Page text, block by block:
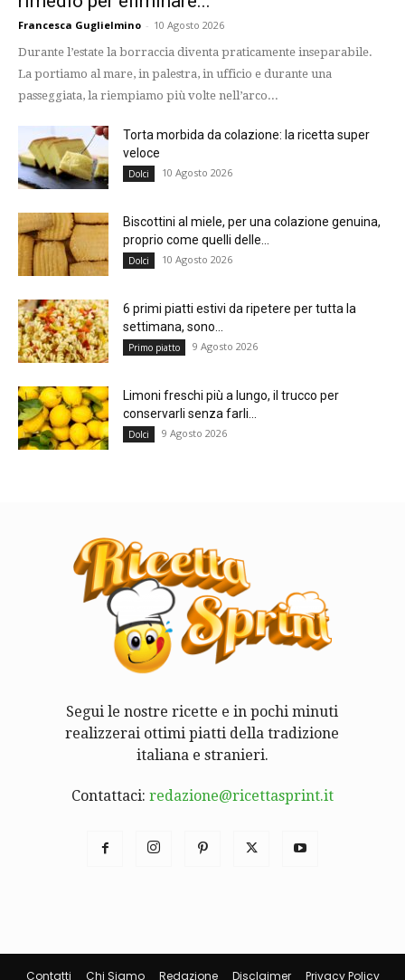
Francesca Guglielmino - 10 Agosto 2026
Durante l’estate la borraccia diventa praticamente inseparabile.
La portiamo al mare, in palestra, in ufficio e durante una
passeggiata, la riempiamo più volte nell’arco...
Torta morbida da colazione: la ricetta super
veloce
Dolci 10 Agosto 2026
Biscottini al miele, per una colazione genuina,
proprio come quelli delle...
Dolci 10 Agosto 2026
6 primi piatti estivi da ripetere per tutta la
settimana, sono...
Primo piatto 9 Agosto 2026
Limoni freschi più a lungo, il trucco per
conservarli senza farli...
Dolci 9 Agosto 2026
Segui le nostre ricette e in pochi minuti
realizzerai ottimi piatti della tradizione
italiana e stranieri.
Contattaci: redazione@ricettasprint.it
Contatti Chi Siamo Redazione Disclaimer Privacy Policy